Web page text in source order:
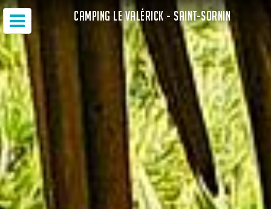
CAMPING LE VALÉRICK - SAINT-SORNIN